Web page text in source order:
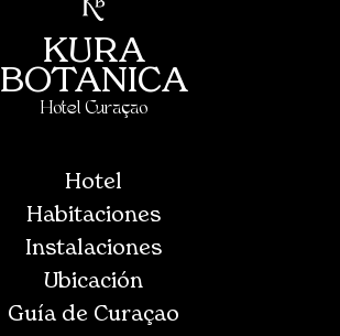
KURA
BOTANICA
Hotel Curaçao
Hotel
Habitaciones
Instalaciones
Ubicación
Guía de Curaçao